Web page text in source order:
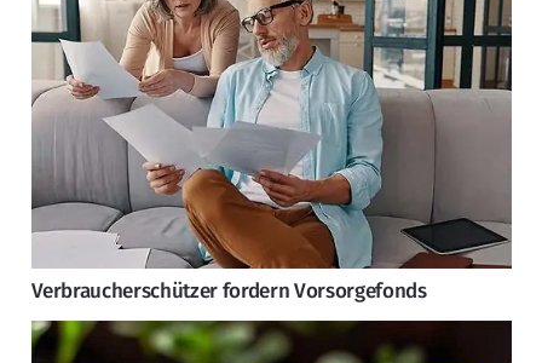
Verbraucherschützer fordern Vorsorgefonds